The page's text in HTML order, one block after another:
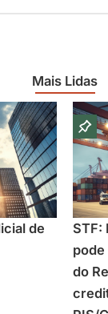
Mais Lidas
de
STF:
do